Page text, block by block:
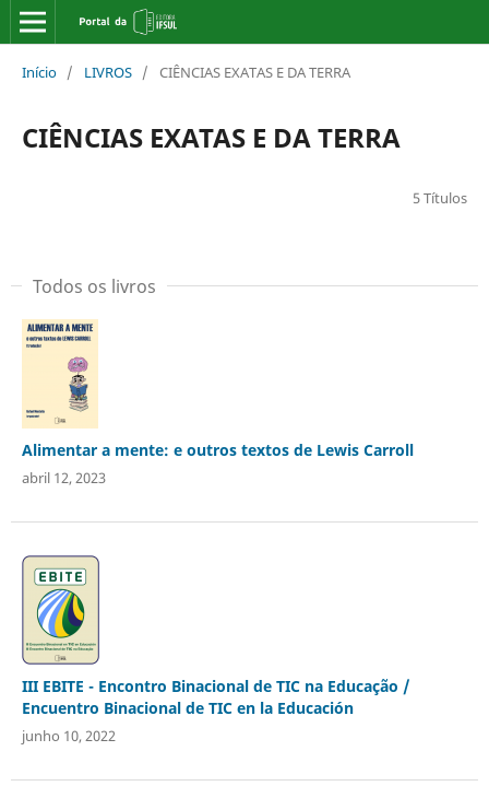
Início / LIVROS / CIÊNCIAS EXATAS E DA TERRA
CIÊNCIAS EXATAS E DA TERRA
5 Títulos
Todos os livros
Alimentar a mente: e outros textos de Lewis Carroll
abril 12, 2023
III EBITE - Encontro Binacional de TIC na Educação /
Encuentro Binacional de TIC en la Educación
junho 10, 2022